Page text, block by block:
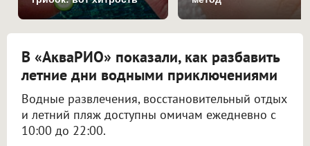
В «АкваРИО» показали, как разбавить
летние дни водными приключениями
Водные развлечения, восстановительный отдых
и летний пляж доступны омичам ежедневно с
10:00 до 22:00.